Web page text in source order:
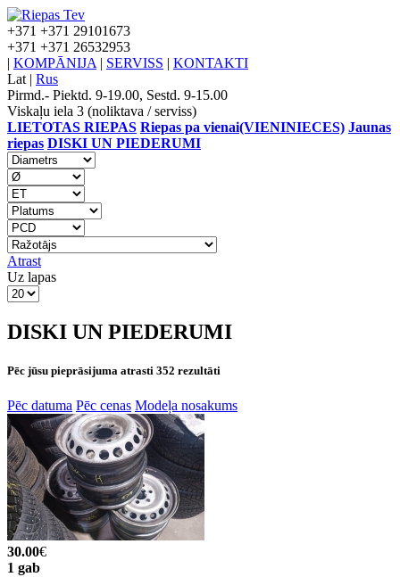
+371 +371 29101673
+371 +371 26532953
| KOMPĀNIJA | SERVISS | KONTAKTI
Lat | Rus
Pirmd.- Piektd. 9-19.00, Sestd. 9-15.00
Viskaļu iela 3 (noliktava / serviss)
LIETOTAS RIEPAS Riepas pa vienai(VIENINIECES) Jaunas
riepas DISKI UN PIEDERUMI
Atrast
Uz lapas
DISKI UN PIEDERUMI
Pēc jūsu pieprāsijuma atrasti 352 rezultāti
Pēc datuma Pēc cenas Modeļa nosakums
30.00€
1 gab